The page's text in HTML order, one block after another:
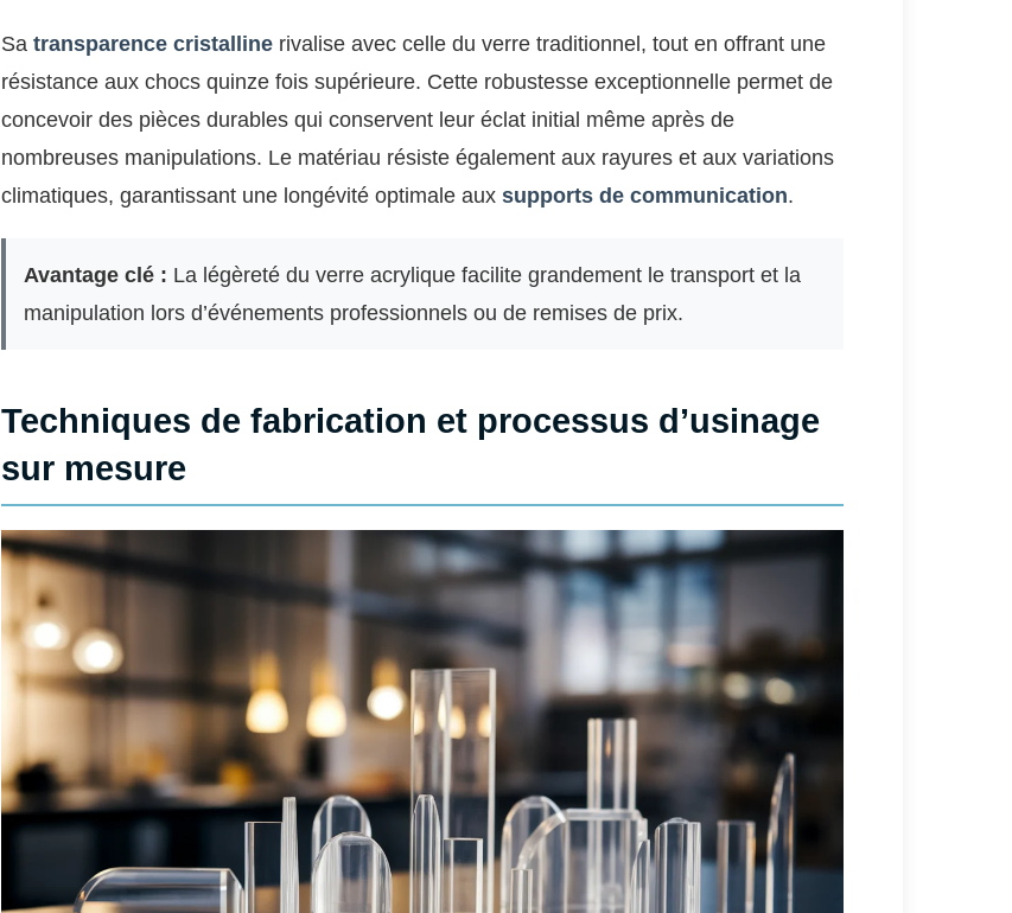
Sa transparence cristalline rivalise avec celle du verre traditionnel, tout en offrant une
résistance aux chocs quinze fois supérieure. Cette robustesse exceptionnelle permet de
concevoir des pièces durables qui conservent leur éclat initial même après de
nombreuses manipulations. Le matériau résiste également aux rayures et aux variations
climatiques, garantissant une longévité optimale aux supports de communication.
Avantage clé : La légèreté du verre acrylique facilite grandement le transport et la
manipulation lors d’événements professionnels ou de remises de prix.
Techniques de fabrication et processus d’usinage
sur mesure